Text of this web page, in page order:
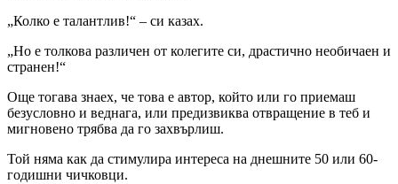
„Колко е талантлив!“ – си казах.
„Но е толкова различен от колегите си, драстично необичаен и
странен!“
Още тогава знаех, че това е автор, който или го приемаш
безусловно и веднага, или предизвиква отвращение в теб и
мигновено трябва да го захвърлиш.
Той няма как да стимулира интереса на днешните 50 или 60-
годишни чичковци.